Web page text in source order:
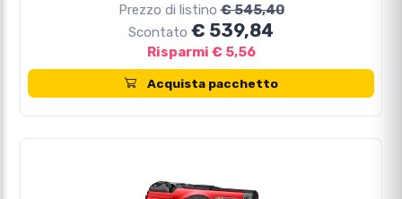
Prezzo di listino € 545,40
Scontato € 539,84
Risparmi € 5,56
Acquista pacchetto